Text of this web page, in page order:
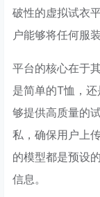
破性的虚拟试衣
户能够将任何服
平台的核心在于
是简单的T恤，
够提供高质量的
私，确保用户上
的模型都是预设
信息。